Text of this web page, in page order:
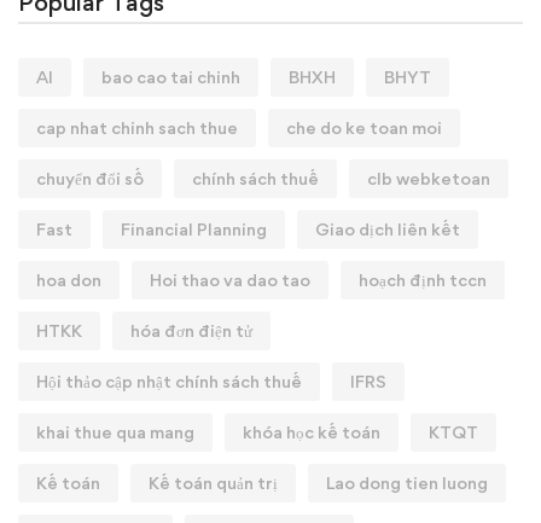
AI bao cao tai chinh BHXH BHYT
cap nhat chinh sach thue che do ke toan moi
chuyển đổi số chính sách thuế clb webketoan
Fast Financial Planning Giao dịch liên kết
hoa don Hoi thao va dao tao hoạch định tccn
HTKK hóa đơn điện tử
Hội thảo cập nhật chính sách thuế IFRS
khai thue qua mang khóa học kế toán KTQT
Kế toán Kế toán quản trị Lao dong tien luong